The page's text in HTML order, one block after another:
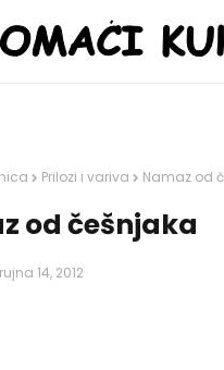
Prilozi i variva Namaz od
od češnjaka
rujna 14, 2012